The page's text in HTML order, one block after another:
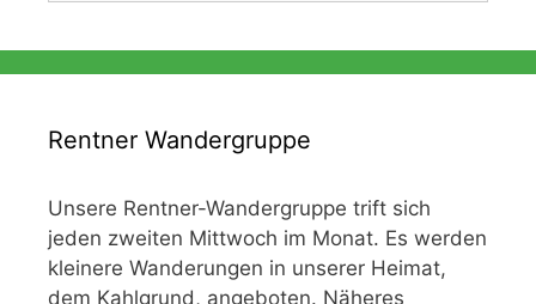
Rentner Wandergruppe
Unsere Rentner-Wandergruppe trift sich
jeden zweiten Mittwoch im Monat. Es werden
kleinere Wanderungen in unserer Heimat,
dem Kahlgrund, angeboten. Näheres